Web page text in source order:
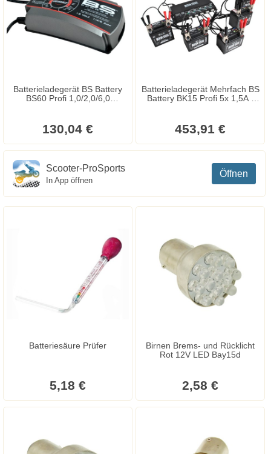
Batterieladegerät BS Battery
BS60 Profi 1,0/2,0/6,0
130,04 €
Batterieladegerät Mehrfach BS
Battery BK15 Profi 5x 1,5A /
453,91 €
Öffnen
Scooter-ProSports
In App öffnen
Batteriesäure Prüfer
5,18 €
Birnen Brems- und Rücklicht
Rot 12V LED Bay15d
2,58 €